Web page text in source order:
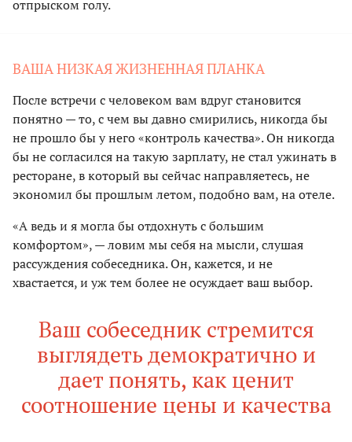
отпрыском голу.
ВАША НИЗКАЯ ЖИЗНЕННАЯ ПЛАНКА
После встречи с человеком вам вдруг становится
понятно — то, с чем вы давно смирились, никогда бы
не прошло бы у него «контроль качества». Он никогда
бы не согласился на такую зарплату, не стал ужинать в
ресторане, в который вы сейчас направляетесь, не
экономил бы прошлым летом, подобно вам, на отеле.
«А ведь и я могла бы отдохнуть с большим
комфортом», — ловим мы себя на мысли, слушая
рассуждения собеседника. Он, кажется, и не
хвастается, и уж тем более не осуждает ваш выбор.
Ваш собеседник стремится
выглядеть демократично и
дает понять, как ценит
соотношение цены и качества